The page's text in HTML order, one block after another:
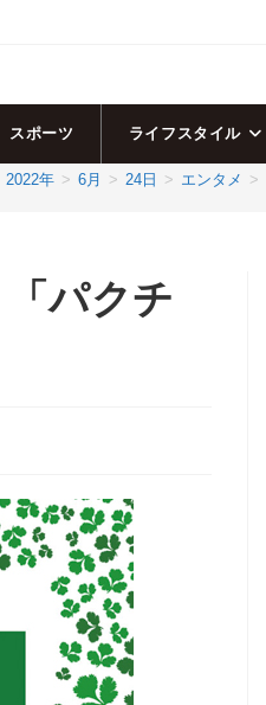
スポーツ ライフスタイル
2022年 > 6月 > 24日 > エンタメ >
パクチ